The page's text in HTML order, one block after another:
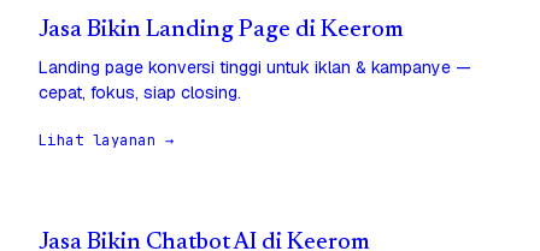
Jasa Bikin Landing Page di Keerom
Landing page konversi tinggi untuk iklan & kampanye —
cepat, fokus, siap closing.
Lihat layanan →
Jasa Bikin Chatbot AI di Keerom